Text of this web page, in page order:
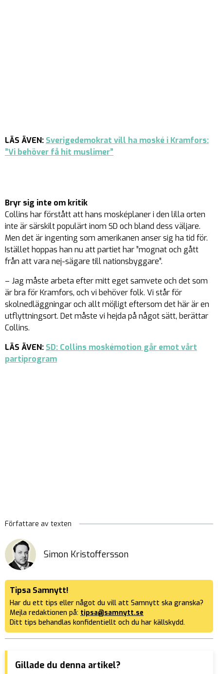
LÄS ÄVEN: Sverigedemokrat vill ha moské i Kramfors:
”Vi behöver få hit muslimer”
Bryr sig inte om kritik
Collins har förstått att hans mosképlaner i den lilla orten
inte är särskilt populärt inom SD och bland dess väljare.
Men det är ingenting som amerikanen anser sig ha tid för.
Istället hoppas han nu att partiet har ”mognat och gått
från att vara nej-sägare till nationsbyggare”.
– Jag måste arbeta efter mitt eget samvete och det som
är bra för Kramfors, och vi behöver folk. Vi står för
skolnedläggningar och allt möjligt eftersom det här är en
utflyttningsort. Det måste vi hejda på något sätt, berättar
Collins.
LÄS ÄVEN: SD: Collins moskémotion går emot vårt
partiprogram
Författare av texten
Simon Kristoffersson
Tipsa Samnytt!
Har du ett tips eller något du vill att Samnytt ska granska?
Mejla redaktionen på: tipsa@samnytt.se
Ditt tips behandlas konfidentiellt och du har källskydd.
Gillade du denna artikel?